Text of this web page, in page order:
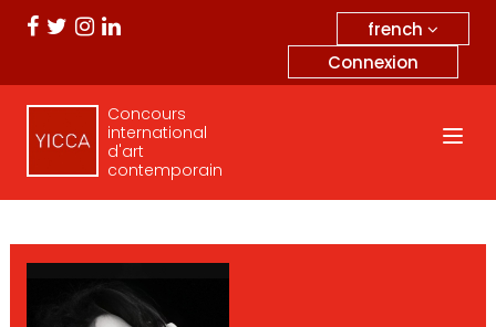
french
Connexion
Concours
international
d'art
contemporain